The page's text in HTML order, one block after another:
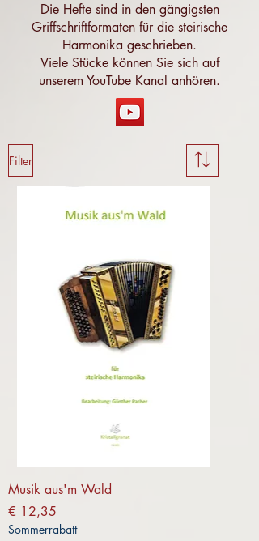
Die Hefte sind in den gängigsten
Griffschriftformaten für die steirische
Harmonika geschrieben.
Viele Stücke können Sie sich auf
unserem YouTube Kanal anhören.
Filter
Musik aus'm Wald
Preis
€ 12,35
Sommerrabatt